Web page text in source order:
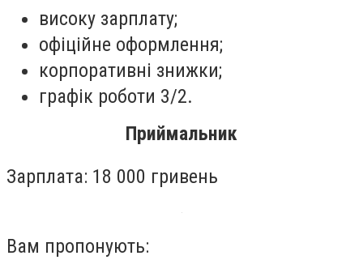
високу зарплату;
офіційне оформлення;
корпоративні знижки;
графік роботи 3/2.
Приймальник
Зарплата: 18 000 гривень
Вам пропонують: